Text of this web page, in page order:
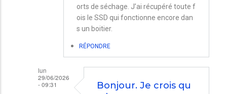
orts de séchage. J’ai récupéré toute f
ois le SSD qui fonctionne encore dan
s un boitier.
RÉPONDRE
lun
29/06/2026
- 09:31
Bonjour. Je crois qu